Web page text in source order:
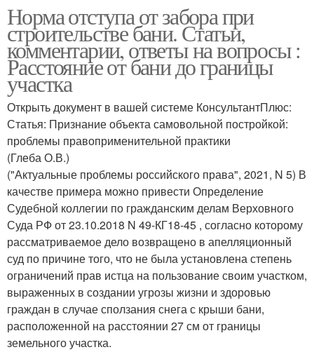
Норма отступа от забора при
строительстве бани. Статьи,
комментарии, ответы на вопросы :
Расстояние от бани до границы
участка
Открыть документ в вашей системе КонсультантПлюс:
Статья: Признание объекта самовольной постройкой:
проблемы правоприменительной практики
(Глеба О.В.)
("Актуальные проблемы российского права", 2021, N 5) В
качестве примера можно привести Определение
Судебной коллегии по гражданским делам Верховного
Суда РФ от 23.10.2018 N 49-КГ18-45 , согласно которому
рассматриваемое дело возвращено в апелляционный
суд по причине того, что не была установлена степень
ограничений прав истца на пользование своим участком,
выраженных в создании угрозы жизни и здоровью
граждан в случае сползания снега с крыши бани,
расположенной на расстоянии 27 см от границы
земельного участка.